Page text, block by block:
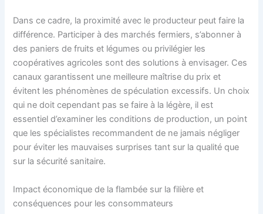
Dans ce cadre, la proximité avec le producteur peut faire la
différence. Participer à des marchés fermiers, s’abonner à
des paniers de fruits et légumes ou privilégier les
coopératives agricoles sont des solutions à envisager. Ces
canaux garantissent une meilleure maîtrise du prix et
évitent les phénomènes de spéculation excessifs. Un choix
qui ne doit cependant pas se faire à la légère, il est
essentiel d’examiner les conditions de production, un point
que les spécialistes recommandent de ne jamais négliger
pour éviter les mauvaises surprises tant sur la qualité que
sur la sécurité sanitaire.
Impact économique de la flambée sur la filière et
conséquences pour les consommateurs